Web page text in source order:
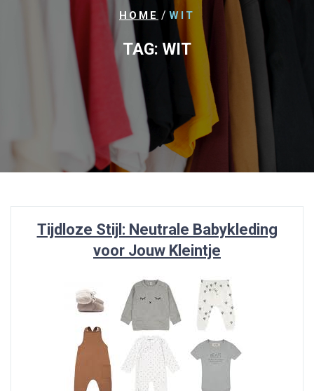
HOME / WIT
TAG: WIT
Tijdloze Stijl: Neutrale Babykleding
voor Jouw Kleintje